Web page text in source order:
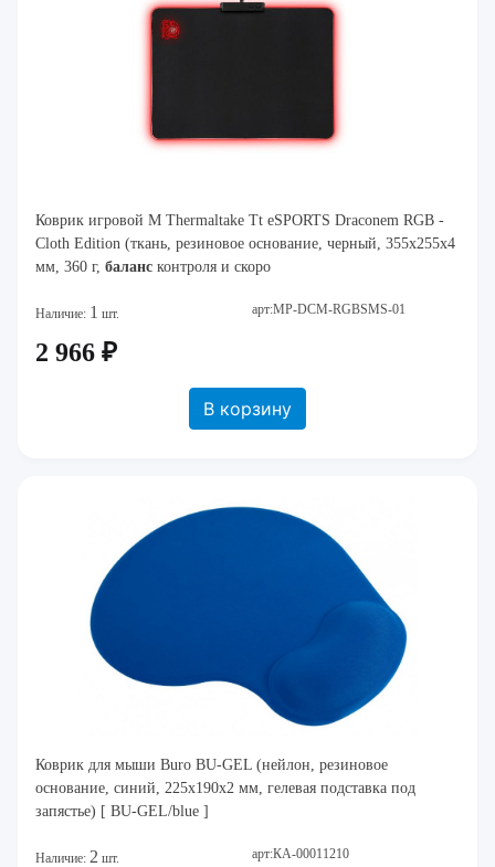
Коврик игровой M Thermaltake Tt eSPORTS Draconem RGB -
Cloth Edition (ткань, резиновое основание, черный, 355x255x4
мм, 360 г, баланс контроля и скоро
Наличие: 1 шт. арт:MP-DCM-RGBSMS-01
2 966 ₽
В корзину
Коврик для мыши Buro BU-GEL (нейлон, резиновое
основание, синий, 225x190x2 мм, гелевая подставка под
запястье) [ BU-GEL/blue ]
Наличие: 2 шт. арт:КА-00011210